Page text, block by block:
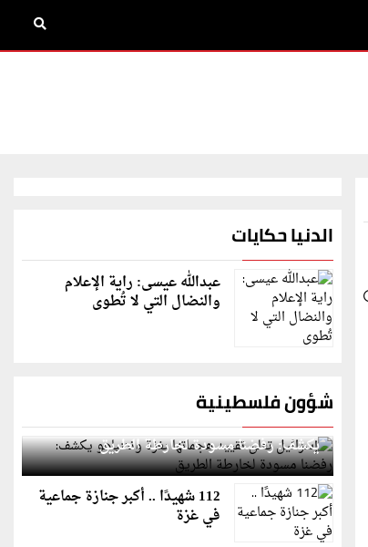
الدنيا حكايات
عبدالله عيسى: راية الإعلام
والنضال التي لا تُطوى
شؤون فلسطينية
إسرائيل تعلن تقييد هجماتها بغزة ونتنياهو
يكشف: رفضنا مسودة لخارطة الطريق
112 شهيدًا .. أكبر جنازة جماعية
في غزة